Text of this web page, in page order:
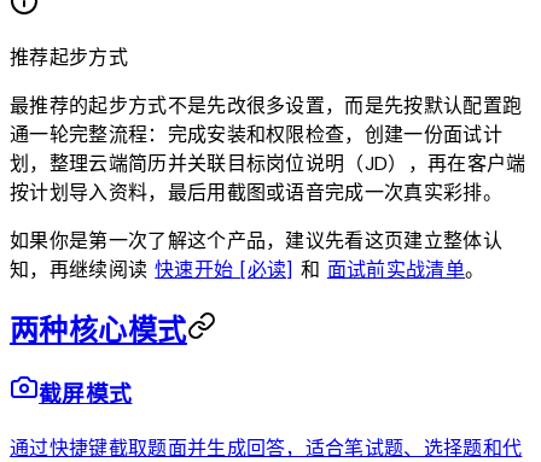
推荐起步方式
最推荐的起步方式不是先改很多设置，而是先按默认配置跑
通一轮完整流程：完成安装和权限检查，创建一份面试计
划，整理云端简历并关联目标岗位说明（JD），再在客户端
按计划导入资料，最后用截图或语音完成一次真实彩排。
如果你是第一次了解这个产品，建议先看这页建立整体认
知，再继续阅读快速开始 [必读] 和 面试前实战清单。
两种核心模式
截屏模式
通过快捷键截取题面并生成回答，适合笔试题、选择题和代